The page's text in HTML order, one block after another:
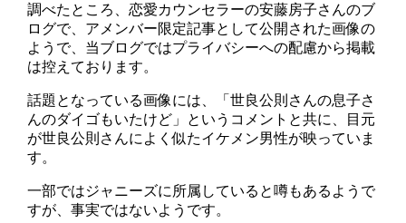
調べたところ、恋愛カウンセラーの安藤房子さんのブ
ログで、アメンバー限定記事として公開された画像の
ようで、当ブログではプライバシーへの配慮から掲載
は控えております。
話題となっている画像には、「世良公則さんの息子さ
んのダイゴもいたけど」というコメントと共に、目元
が世良公則さんによく似たイケメン男性が映っていま
す。
一部ではジャニーズに所属していると噂もあるようで
すが、事実ではないようです。